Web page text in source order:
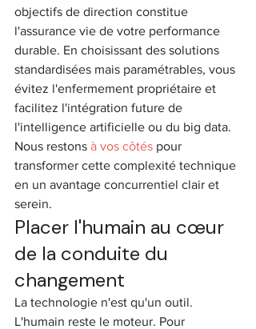
objectifs de direction constitue
l'assurance vie de votre performance
durable. En choisissant des solutions
standardisées mais paramétrables, vous
évitez l'enfermement propriétaire et
facilitez l'intégration future de
l'intelligence artificielle ou du big data.
Nous restons à vos côtés pour
transformer cette complexité technique
en un avantage concurrentiel clair et
serein.
Placer l'humain au cœur
de la conduite du
changement
La technologie n'est qu'un outil.
L'humain reste le moteur. Pour